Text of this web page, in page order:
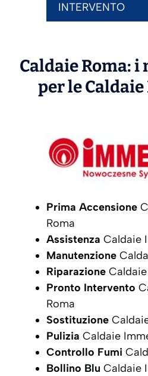
INTERVENTO
Caldaie Roma:
per le Caldaie
Prima Accensione
Roma
Assistenza Caldaie
Manutenzione
Riparazione
Pronto Intervento
Roma
Sostituzione
Pulizia Caldaie
Controllo Fumi
Bollino Blu Caldaie